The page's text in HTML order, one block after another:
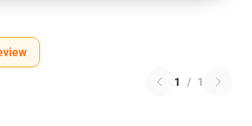
1 / 1